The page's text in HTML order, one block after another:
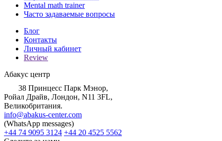
Mental math trainer
Часто задаваемые вопросы
Блог
Контакты
Личный кабинет
Review
Абакус центр
38 Принцесс Парк Мэнор,
Ройал Драйв, Лондон, N11 3FL,
Великобритания.
info@abakus-center.com
(WhatsApp messages)
+44 74 9095 3124 +44 20 4525 5562